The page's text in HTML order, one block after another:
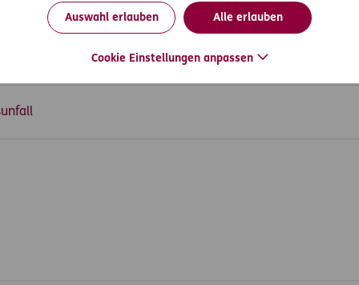
Auswahl erlauben Alle erlauben
Cookie Einstellungen anpassen
auch kein seine Ansprüche kürzendes Mitverschulden